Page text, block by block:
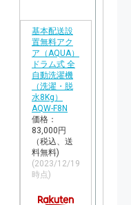
基本配送設
置無料アク
ア（AQUA）
ドラム式 全
自動洗濯機
（洗濯・脱
水8Kg）
AQW-F8N
価格：
83,000円
（税込、送
料無料)
(2023/12/19
時点)